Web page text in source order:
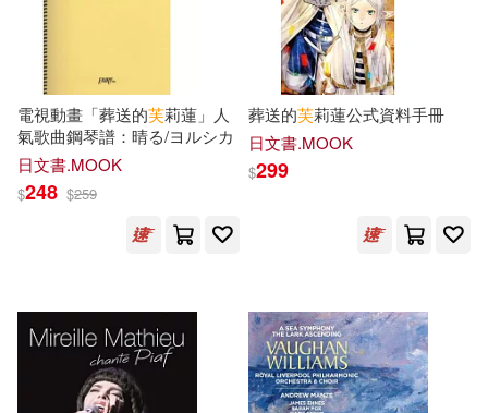
有聲書(330)
廖慶堂(96)
衛紀淮(94) 陳鈞彥(91)
（漢）司馬遷(91) 傅怡釧(90)
武鵬程(86) TMA(80)
海明威(71) （法）凡爾納(70)
社會科學文獻出版社(887)
中華書局(771)
漢湘文化(550)
上海交通大學出版社(530)
華語教學出版社(520)
可新加坡店取(78604)
可菲律賓店取(79402)
(可複選)
一個月內上市新品(558)
本週上市新品(95)
電視動畫「葬送的芙莉蓮」人
氣歌曲鋼琴譜：晴る/ヨルシカ
日文書.MOOK
$248 $259
葬送的芙莉蓮公式資料手冊
日文書.MOOK
$299